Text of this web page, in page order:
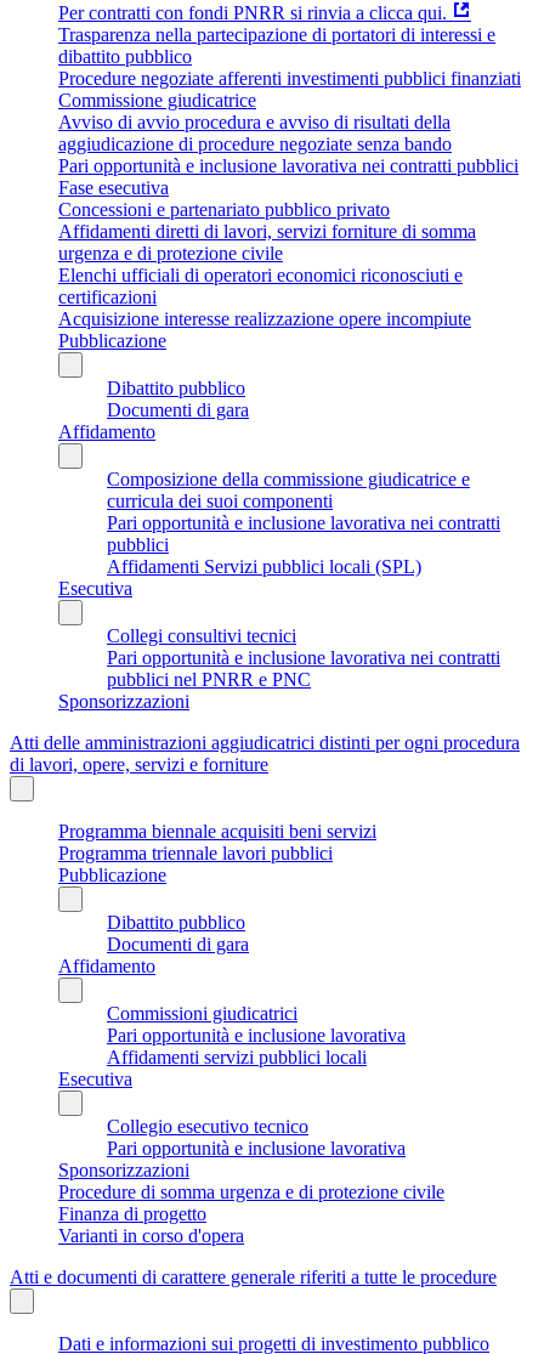
Per contratti con fondi PNRR si rinvia a clicca qui.
Trasparenza nella partecipazione di portatori di interessi e
dibattito pubblico
Procedure negoziate afferenti investimenti pubblici finanziati
Commissione giudicatrice
Avviso di avvio procedura e avviso di risultati della
aggiudicazione di procedure negoziate senza bando
Pari opportunità e inclusione lavorativa nei contratti pubblici
Fase esecutiva
Concessioni e partenariato pubblico privato
Affidamenti diretti di lavori, servizi forniture di somma
urgenza e di protezione civile
Elenchi ufficiali di operatori economici riconosciuti e
certificazioni
Acquisizione interesse realizzazione opere incompiute
Pubblicazione
Dibattito pubblico
Documenti di gara
Affidamento
Composizione della commissione giudicatrice e
curricula dei suoi componenti
Pari opportunità e inclusione lavorativa nei contratti
pubblici
Affidamenti Servizi pubblici locali (SPL)
Esecutiva
Collegi consultivi tecnici
Pari opportunità e inclusione lavorativa nei contratti
pubblici nel PNRR e PNC
Sponsorizzazioni
Atti delle amministrazioni aggiudicatrici distinti per ogni procedura
di lavori, opere, servizi e forniture
Programma biennale acquisiti beni servizi
Programma triennale lavori pubblici
Pubblicazione
Dibattito pubblico
Documenti di gara
Affidamento
Commissioni giudicatrici
Pari opportunità e inclusione lavorativa
Affidamenti servizi pubblici locali
Esecutiva
Collegio esecutivo tecnico
Pari opportunità e inclusione lavorativa
Sponsorizzazioni
Procedure di somma urgenza e di protezione civile
Finanza di progetto
Varianti in corso d'opera
Atti e documenti di carattere generale riferiti a tutte le procedure
Dati e informazioni sui progetti di investimento pubblico